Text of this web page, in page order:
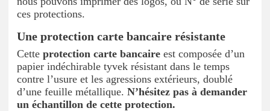
ces protections.
Une protection carte bancaire résistante
Cette protection carte bancaire est composée d’un
papier indéchirable tyvek résistant dans le temps
contre l’usure et les agressions extérieurs, doublé
d’une feuille métallique. N’hésitez pas à demander
un échantillon de cette protection.